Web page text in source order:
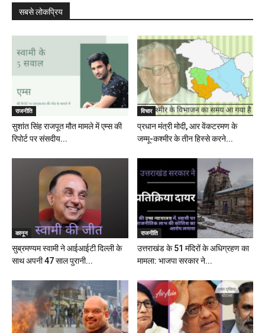
सबसे लोकप्रिय
राजनीति
सुशांत सिंह राजपूत मौत मामले में एम्स की
रिपोर्ट पर संसदीय...
विचार
प्रधान मंत्री मोदी, आर वेंकटरमण के
जम्मू-कश्मीर के तीन हिस्से करने...
कानून
सुब्रमण्यम स्वामी ने आईआईटी दिल्ली के
साथ अपनी 47 साल पुरानी...
राजनीति
उत्तराखंड के 51 मंदिरों के अधिग्रहण का
मामला: भाजपा सरकार ने...